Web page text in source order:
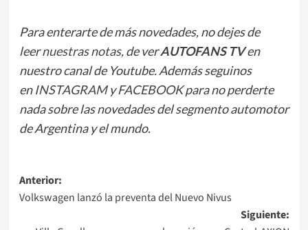
Para enterarte de más novedades, no dejes de
leernuestras notas, de verAUTOFANS TVen
nuestro canal de Youtube. Además seguinos
enINSTAGRAMyFACEBOOKpara no perderte
nada sobre las novedades del segmento automotor
de Argentina y el mundo.
Navegación
de
Anterior:
Volkswagen lanzó la preventa del Nuevo Nivus
Siguiente: